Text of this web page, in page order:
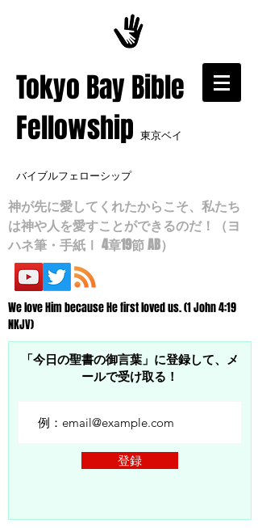
​Tokyo Bay Bible
Fellowship 東京ベイ
バイブルフェローシップ
神が先に愛してくれたからこそ、私たち
は神や人を愛すことができるのだ！（ヨ
ハネ筆・手紙Ⅰ 4章19節 AB）
We love Him because He first loved us. (1 John 4:19
NKJV)
「今日の聖書の御言葉」に登録して、メ
ールで受け取る！
登録